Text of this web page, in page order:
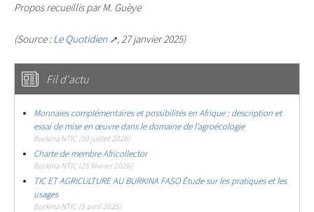
Propos recueillis par M. Guèye
(Source :Le Quotidien , 27 janvier 2025)
Fil d'actu
Monnaies complémentaires et possibilités en Afrique : description et
essai de mise en œuvre dans le domaine de l’agroécologie
Burkina NTIC (30 juillet 2026)
Charte de membre Africollector
Burkina NTIC (25 février 2026)
TIC ET AGRICULTURE AU BURKINA FASO Étude sur les pratiques et les
usages
Burkina NTIC (9 avril 2025)